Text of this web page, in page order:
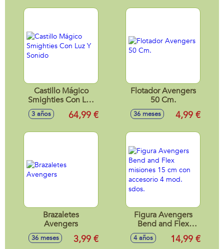
Castillo Mágico
Smighties Con Luz
Y Sonido
3 años 64,99 €
Flotador Avengers
50 Cm.
36 meses 4,99 €
Brazaletes
Avengers
36 meses 3,99 €
Figura Avengers
Bend and Flex
misiones 15 cm
con accesorio 4
4 años 14,99 €